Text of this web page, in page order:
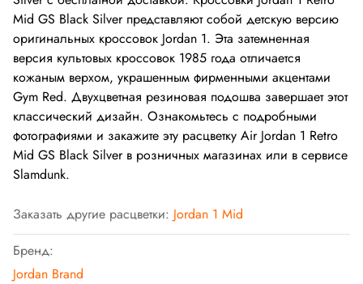
Mid GS Black Silver представляют собой детскую версию
оригинальных кроссовок Jordan 1. Эта затемненная
версия культовых кроссовок 1985 года отличается
кожаным верхом, украшенным фирменными акцентами
Gym Red. Двухцветная резиновая подошва завершает этот
классический дизайн. Ознакомьтесь с подробными
фотографиями и закажите эту расцветку Air Jordan 1 Retro
Mid GS Black Silver в розничных магазинах или в сервисе
Slamdunk.
Заказать другие расцветки: Jordan 1 Mid
Бренд:
Jordan Brand